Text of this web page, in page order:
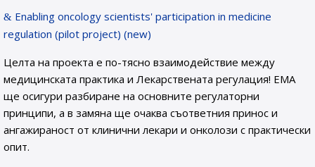
Enabling oncology scientists' participation in medicine
regulation (pilot project) (new)
Целта на проекта е по-тясно взаимодействие между
медицинската практика и Лекарствената регулация! ЕМА
ще осигури разбиране на основните регулаторни
принципи, а в замяна ще очаква съответния принос и
ангажираност от клинични лекари и онколози с практически
опит.